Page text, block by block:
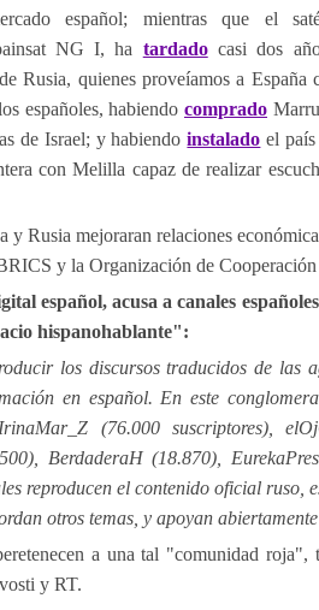
español; mientras que el
NG I, ha tardadocasi dos
Rusia, quienes proveíamos a España
españoles, habiendo comprado
de Israel; y habiendoinstalado el
con Melilla capaz de realizar
y Rusia mejoraran relaciones
y la Organización de
español, acusa a canales
hispanohablante":
los discursos traducidos de las
en español. En este
(76.000 suscriptores),
BerdaderaH (18.870),
reproducen el contenido oficial ruso,
otros temas, y apoyan
a una tal "comunidad roja",
y RT.